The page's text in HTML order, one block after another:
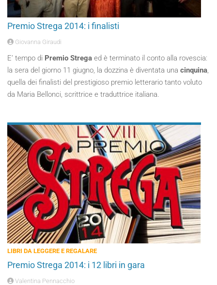
Premio Strega 2014: i finalisti
Giovanna Giraudi
E’ tempo di Premio Strega ed è terminato il conto alla rovescia:
la sera del giorno 11 giugno, la dozzina è diventata una cinquina,
quella dei finalisti del prestigioso premio letterario tanto voluto
da Maria Bellonci, scrittrice e traduttrice italiana.
LIBRI DA LEGGERE E REGALARE
Premio Strega 2014: i 12 libri in gara
Valentina Pennacchio